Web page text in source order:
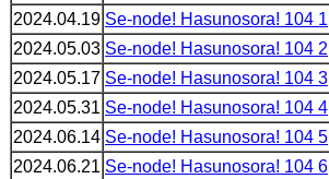
2024.04.19 Se-node! Hasunosora! 104 1
2024.05.03 Se-node! Hasunosora! 104 2
2024.05.17 Se-node! Hasunosora! 104 3
2024.05.31 Se-node! Hasunosora! 104 4
2024.06.14 Se-node! Hasunosora! 104 5
2024.06.21 Se-node! Hasunosora! 104 6